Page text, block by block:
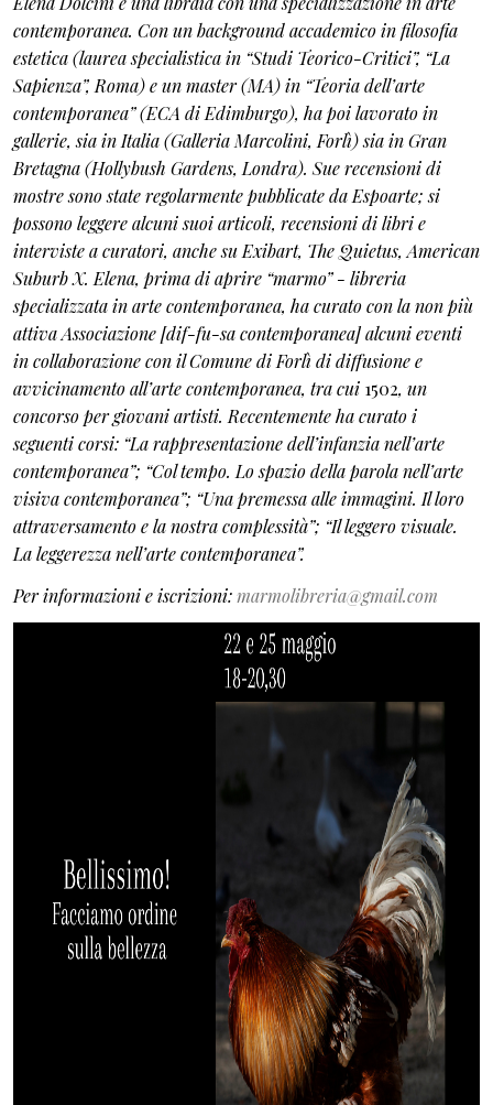
contemporanea. Con un background accademico in filosofia
estetica (laurea specialistica in “Studi Teorico-Critici”, “La
Sapienza”, Roma) e un master (MA) in “Teoria dell’arte
contemporanea” (ECA di Edimburgo), ha poi lavorato in
gallerie, sia in Italia (Galleria Marcolini, Forlì) sia in Gran
Bretagna (Hollybush Gardens, Londra). Sue recensioni di
mostre sono state regolarmente pubblicate da Espoarte; si
possono leggere alcuni suoi articoli, recensioni di libri e
interviste a curatori, anche su Exibart, The Quietus, American
Suburb X. Elena, prima di aprire “marmo” - libreria
specializzata in arte contemporanea, ha curato con la non più
attiva Associazione [dif-fu-sa contemporanea] alcuni eventi
in collaborazione con il Comune di Forlì di diffusione e
avvicinamento all’arte contemporanea, tra cui 1502, un
concorso per giovani artisti. Recentemente ha curato i
seguenti corsi: “La rappresentazione dell’infanzia nell’arte
contemporanea”; “Col tempo. Lo spazio della parola nell’arte
visiva contemporanea”; “Una premessa alle immagini. Il loro
attraversamento e la nostra complessità”; “Il leggero visuale.
La leggerezza nell’arte contemporanea”.
Per informazioni e iscrizioni:marmolibreria@gmail.com